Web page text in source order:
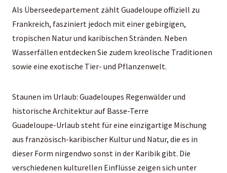
Als Überseedepartement zählt Guadeloupe offiziell zu
Frankreich, fasziniert jedoch mit einer gebirgigen,
tropischen Natur und karibischen Stränden. Neben
Wasserfällen entdecken Sie zudem kreolische Traditionen
sowie eine exotische Tier- und Pflanzenwelt.
Staunen im Urlaub: Guadeloupes Regenwälder und
historische Architektur auf Basse-Terre
Guadeloupe-Urlaub steht für eine einzigartige Mischung
aus französisch-karibischer Kultur und Natur, die es in
dieser Form nirgendwo sonst in der Karibik gibt. Die
verschiedenen kulturellen Einflüsse zeigen sich unter